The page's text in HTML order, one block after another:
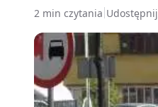
2 min czytania Udostępnij